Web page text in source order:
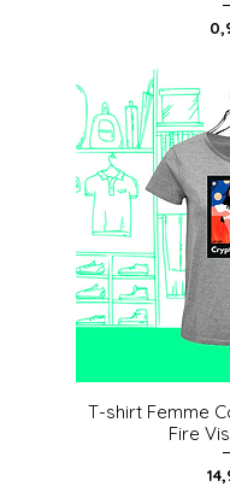
T-shirt Femme
Fire